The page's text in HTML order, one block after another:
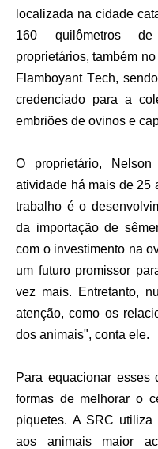
localizada na cidade
160 quilômetros
proprietários, também
Flamboyant Tech,
credenciado para a
embriões de ovinos e
O proprietário,
atividade há mais de 25
trabalho é o
da importação de
com o investimento na
um futuro promissor
vez mais. Entretanto,
atenção, como os
dos animais", conta ele.
Para equacionar esses
formas de melhorar o
piquetes. A SRC utiliza
aos animais maior